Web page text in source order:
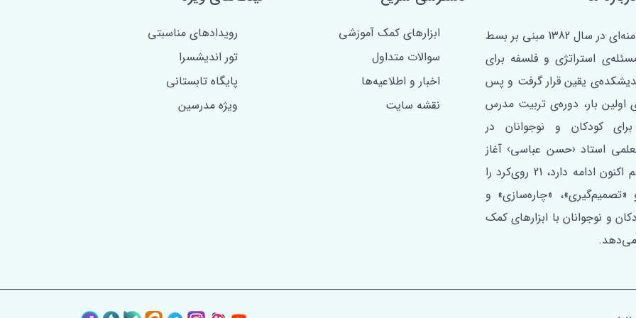
مبتنی بر فرمان امام خامنه‌ای در سال 1382 مبنی بر بسط
استراتژی و فلسفه برای
یقین قرار گرفت و پس
اولین ‌بار، دوره‌ی تربیت مدرس
کودکان و نوجوانان در
استاد ‹حسن عباسی› آغاز
شد. این دوره که تا هم اکنون ادامه دارد، 21 روی‌کرد را
«چاره‌سازی» و
و نوجوانان با ابزارهای کمک
می‌دهد.
ابزارهای کمک آموزشی
سوالات متداول
اخبار و اطلاعیه‌ها
نقشه سایت
رویدادهای مناسبتی
تور اندیشسرا
پایگاه تابستانی
ویژه مدرسین